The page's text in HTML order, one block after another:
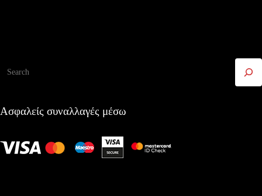
Ασφαλείς συναλλαγές μέσω